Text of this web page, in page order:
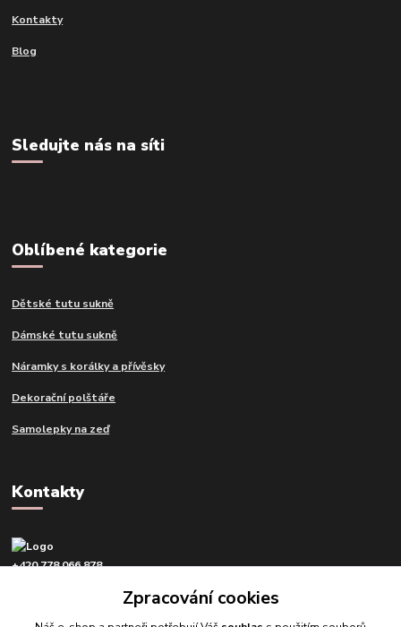
Kontakty
Blog
Sledujte nás na síti
Oblíbené kategorie
Dětské tutu sukně
Dámské tutu sukně
Náramky s korálky a přívěsky
Dekorační polštáře
Samolepky na zeď
Kontakty
+420 778 066 878
Zpracování cookies